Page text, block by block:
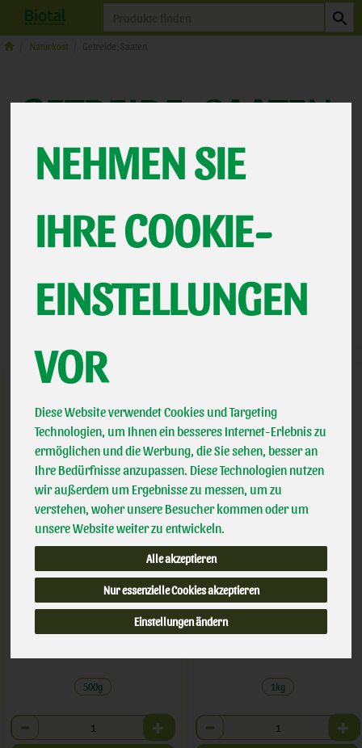
NEHMEN SIE
IHRE COOKIE-
EINSTELLUNGEN
VOR
Diese Website verwendet Cookies und Targeting
Technologien, um Ihnen ein besseres Internet-Erlebnis zu
ermöglichen und die Werbung, die Sie sehen, besser an
Ihre Bedürfnisse anzupassen. Diese Technologien nutzen
wir außerdem um Ergebnisse zu messen, um zu
verstehen, woher unsere Besucher kommen oder um
unsere Website weiter zu entwickeln.
Alle akzeptieren
Nur essenzielle Cookies akzeptieren
Einstellungen ändern
Naturkost
GETREIDE, SAATEN
11 VON 464
12
Hersteller Ernährung Allergene
Amaranth
*
500g
Anzahl
Basmati Reis braun
7,99 € *
1kg
Anzahl